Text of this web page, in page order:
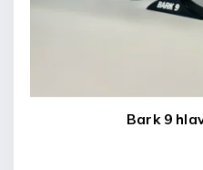
Bark